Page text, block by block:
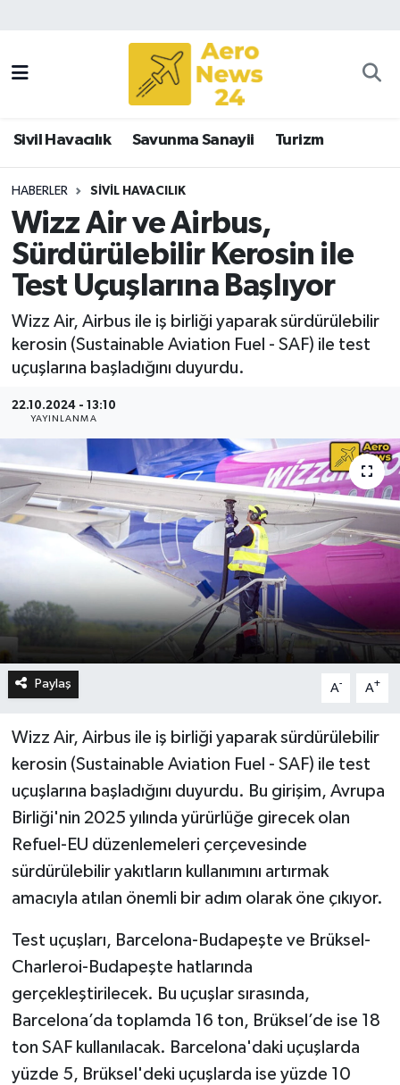
Sivil Havacılık Savunma Sanayii Turizm
HABERLER SIVIL HAVACILIK
Wizz Air ve Airbus,
Sürdürülebilir Kerosin ile
Test Uçuşlarına Başlıyor
Wizz Air, Airbus ile iş birliği yaparak sürdürülebilir
kerosin (Sustainable Aviation Fuel - SAF) ile test
uçuşlarına başladığını duyurdu.
22.10.2024 - 13:10
YAYINLANMA
Paylaş A- A+
Wizz Air, Airbus ile iş birliği yaparak sürdürülebilir
kerosin (Sustainable Aviation Fuel - SAF) ile test
uçuşlarına başladığını duyurdu. Bu girişim, Avrupa
Birliği'nin 2025 yılında yürürlüğe girecek olan
Refuel-EU düzenlemeleri çerçevesinde
sürdürülebilir yakıtların kullanımını artırmak
amacıyla atılan önemli bir adım olarak öne çıkıyor.
Test uçuşları, Barcelona-Budapeşte ve Brüksel-
Charleroi-Budapeşte hatlarında
gerçekleştirilecek. Bu uçuşlar sırasında,
Barcelona’da toplamda 16 ton, Brüksel’de ise 18
ton SAF kullanılacak. Barcelona'daki uçuşlarda
yüzde 5, Brüksel'deki uçuşlarda ise yüzde 10